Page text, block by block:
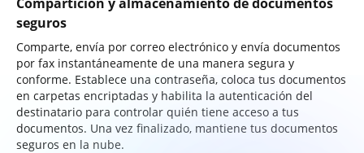
seguros
Comparte, envía por correo electrónico y envía documentos
por fax instantáneamente de una manera segura y
conforme. Establece una contraseña, coloca tus documentos
en carpetas encriptadas y habilita la autenticación del
destinatario para controlar quién tiene acceso a tus
documentos. Una vez finalizado, mantiene tus documentos
seguros en la nube.